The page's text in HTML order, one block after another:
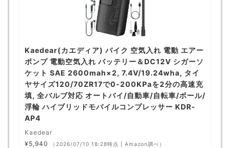
Kaedear(カエディア) バイク 空気入れ 電動 エアー
ポンプ 電動空気入れ バッテリー＆DC12V シガーソ
ケット SAE 2600mah×2, 7.4V/19.24wha, タイ
ヤサイズ120/70ZR17で0-200KPaを2分の高速充
填, 全バルブ対応 オートバイ/自動車/自転車/ボール/
浮輪 ハイブリッドモバイルコンプレッサー KDR-
AP4
Kaedear
¥5,940
（2026/07/10 18:28時点 | Amazon調べ）